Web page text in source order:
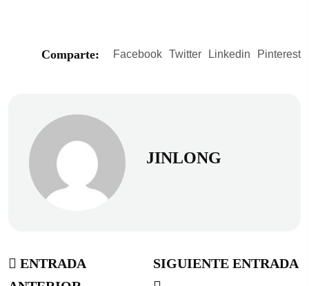
Comparte: Facebook Twitter Linkedin Pinterest
JINLONG
ENTRADA
SIGUIENTE ENTRADA